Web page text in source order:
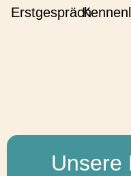
Erstgespräch
Unsere